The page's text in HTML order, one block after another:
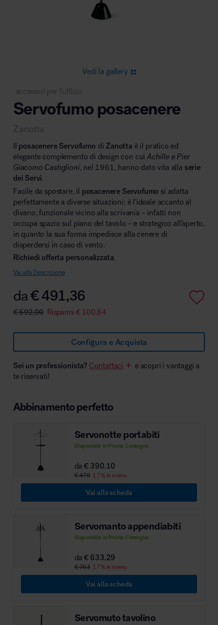
Area lounge e attesa
Area outdoor
MillerKnoll
Vedi la gallery
accessori per l'ufficio
Servofumo posacenere
Zanotta
Il posacenere Servofumo di Zanotta è il pratico ed
elegante complemento di design con cuiAchille e Pier
Giacomo Castiglioni, nel 1961, hanno dato vita alla serie
dei Servi.
Facile da spostare, il posacenere Servofumo si adatta
perfettamente a diverse situazioni: è l’ideale accanto al
divano, funzionale vicino alla scrivania – infatti non
occupa spazio sul piano del tavolo – e strategico all’aperto,
in quanto la sua forma impedisce alla cenere di
disperdersi in caso di vento.
Richiedi offerta personalizzata.
Vai alla Descrizione
da€491,36
€592,00 Risparmi €100,64
Configura e Acquista
Sei un professionista? Contattaci
e scopri i vantaggi a
te riservati!
Abbinamento perfetto
Servonotte portabiti
Disponibile in Pronta Consegna
da€ 390.10
€ 470 17% in meno
Vai alla scheda
Servomanto appendiabiti
Disponibile in Pronta Consegna
da€ 633.29
€ 763 17% in meno
Vai alla scheda
Servomuto tavolino